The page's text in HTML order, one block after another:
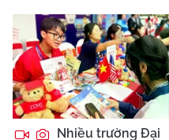
Nhiều trường Đại